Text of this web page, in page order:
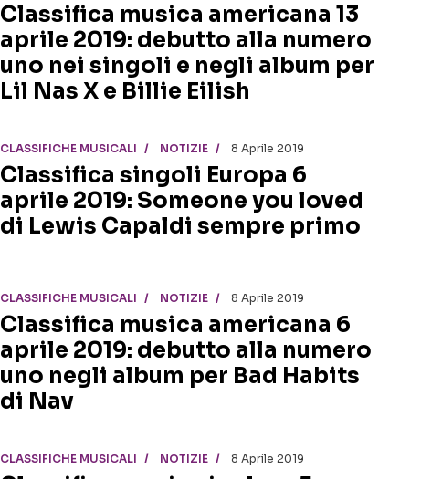
Classifica musica americana 13
aprile 2019: debutto alla numero
uno nei singoli e negli album per
Lil Nas X e Billie Eilish
CLASSIFICHE MUSICALI NOTIZIE 8 Aprile 2019
Classifica singoli Europa 6
aprile 2019: Someone you loved
di Lewis Capaldi sempre primo
CLASSIFICHE MUSICALI NOTIZIE 8 Aprile 2019
Classifica musica americana 6
aprile 2019: debutto alla numero
uno negli album per Bad Habits
di Nav
CLASSIFICHE MUSICALI NOTIZIE 8 Aprile 2019